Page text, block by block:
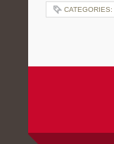
CATEGORIES: